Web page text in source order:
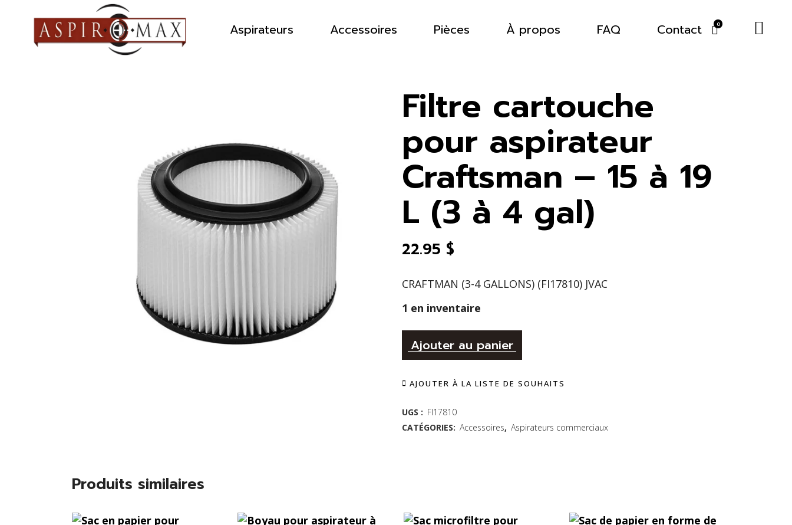
0
Aspirateurs Accessoires Pièces À propos FAQ Contact
Filtre cartouche
pour aspirateur
Craftsman – 15 à 19
L (3 à 4 gal)
22.95 $
CRAFTMAN (3-4 GALLONS) (FI17810) JVAC
1 en inventaire
Filtre
cartouche
pour
aspirateur
Craftsman
19
Ajouter au panier
AJOUTER À LA LISTE DE SOUHAITS
UGS : FI17810
CATÉGORIES: Accessoires, Aspirateurs commerciaux
Produits similaires